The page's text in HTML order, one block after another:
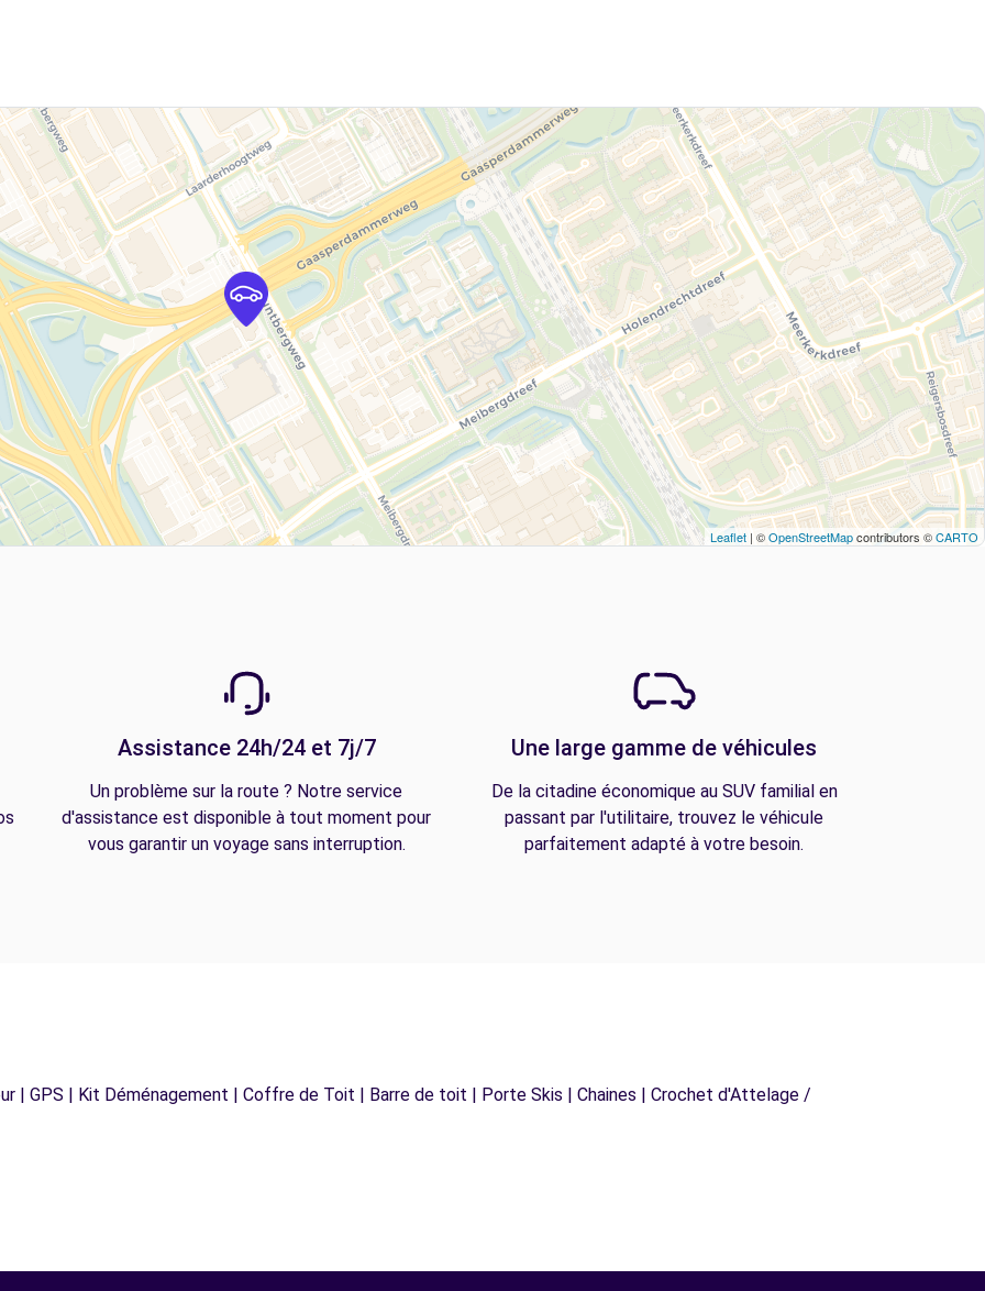
Leaflet | ©OpenStreetMapcontributors ©CARTO
Assistance 24h/24 et 7j/7
Un problème sur la route ? Notre service
d'assistance est disponible à tout moment pour
vous garantir un voyage sans interruption.
Une large gamme de véhicules
De la citadine économique au SUV familial en
passant par l'utilitaire, trouvez le véhicule
parfaitement adapté à votre besoin.
| GPS | Kit Déménagement | Coffre de Toit | Barre de toit | Porte Skis | Chaines | Crochet d'Attelage /